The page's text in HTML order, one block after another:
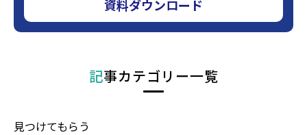
資料ダウンロード
記事カテゴリー一覧
見つけてもらう